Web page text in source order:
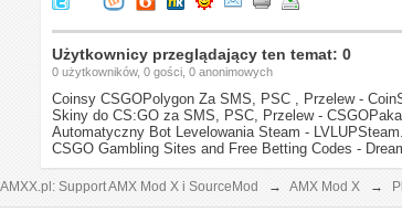
Użytkownicy przeglądający ten temat: 0
0 użytkowników, 0 gości, 0 anonimowych
Coinsy CSGOPolygon Za SMS, PSC , Przelew -
Skiny do CS:GO za SMS, PSC, Przelew -
Automatyczny Bot Levelowania Steam -
CSGO Gambling Sites and Free Betting Codes -
AMXX.pl: Support AMX Mod X i SourceMod → AMX Mod X →